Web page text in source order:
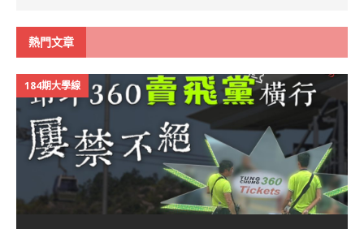
熱門文章
184期大學線